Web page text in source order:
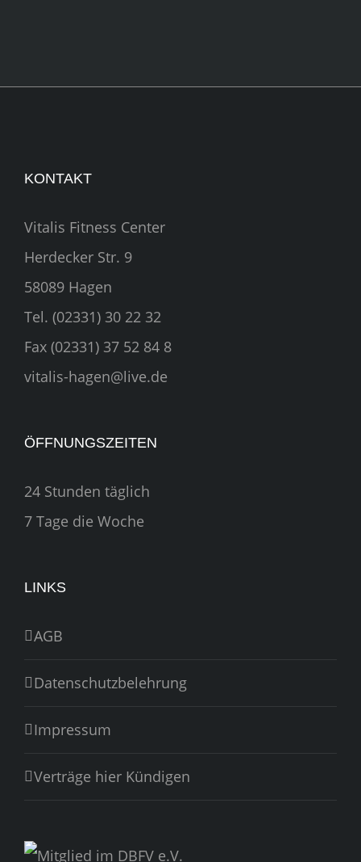
KONTAKT
Vitalis Fitness Center
Herdecker Str. 9
58089 Hagen
Tel. (02331) 30 22 32
Fax (02331) 37 52 84 8
vitalis-hagen@live.de
ÖFFNUNGSZEITEN
24 Stunden täglich
7 Tage die Woche
LINKS
AGB
Datenschutzbelehrung
Impressum
Verträge hier Kündigen